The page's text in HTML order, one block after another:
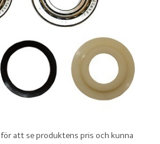
för att se produktens pris och kunna